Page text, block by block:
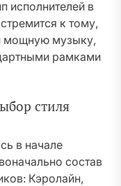
исполнителей в
к тому,
мощную музыку,
рамками
стиля
в начале
состав
Кэролайн,